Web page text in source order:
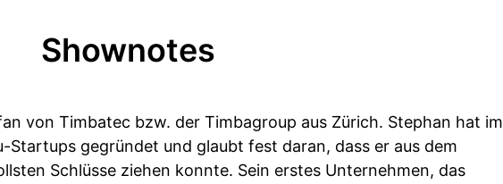
Shownotes
von Timbatec bzw. der Timbagroup aus Zürich. Stephan hat im
Startups gegründet und glaubt fest daran, dass er aus dem
Schlüsse ziehen konnte. Sein erstes Unternehmen, das